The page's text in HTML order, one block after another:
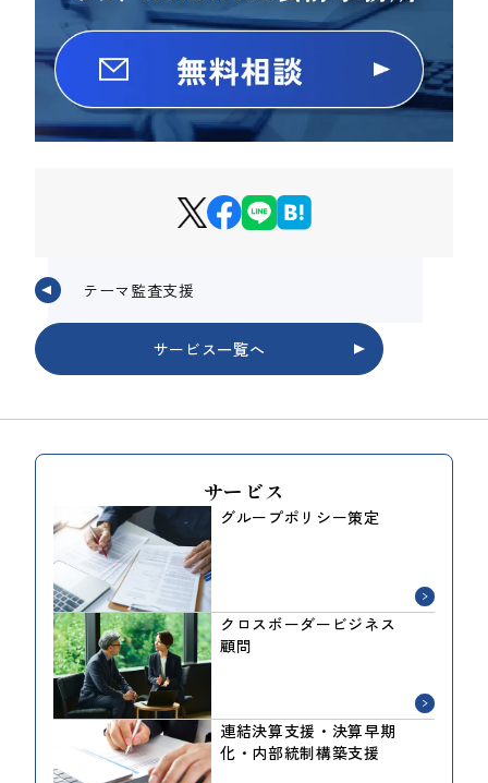
テーマ監査支援
サービス一覧へ
サービス
グループポリシー策定
クロスボーダービジネス
顧問
連結決算支援・決算早期
化・内部統制構築支援